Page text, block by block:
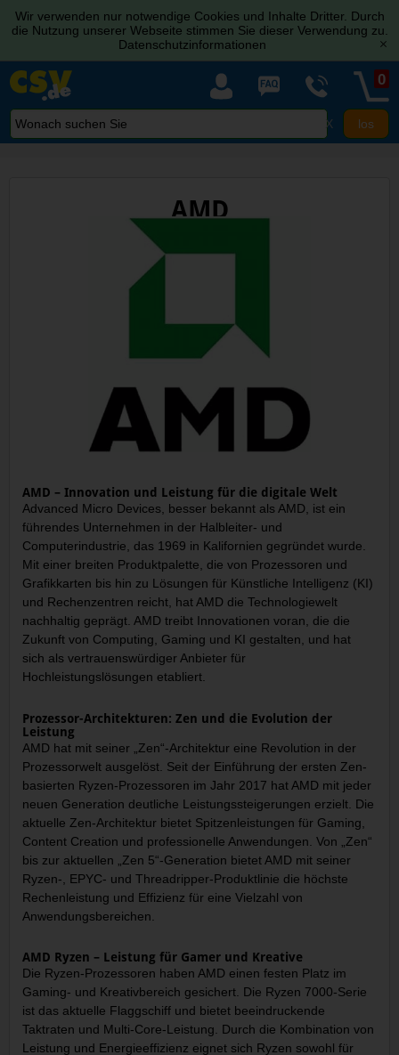
Wir verwenden nur notwendige Cookies und Inhalte Dritter. Durch
die Nutzung unserer Webseite stimmen Sie dieser Verwendung zu.
Datenschutzinformationen
[x]
X
0
AMD
AMD – Innovation und Leistung für die digitale Welt
Advanced Micro Devices, besser bekannt als AMD, ist ein
führendes Unternehmen in der Halbleiter- und
Computerindustrie, das 1969 in Kalifornien gegründet wurde.
Mit einer breiten Produktpalette, die von Prozessoren und
Grafikkarten bis hin zu Lösungen für Künstliche Intelligenz (KI)
und Rechenzentren reicht, hat AMD die Technologiewelt
nachhaltig geprägt. AMD treibt Innovationen voran, die die
Zukunft von Computing, Gaming und KI gestalten, und hat
sich als vertrauenswürdiger Anbieter für
Hochleistungslösungen etabliert.
Prozessor-Architekturen: Zen und die Evolution der
Leistung
AMD hat mit seiner „Zen“-Architektur eine Revolution in der
Prozessorwelt ausgelöst. Seit der Einführung der ersten Zen-
basierten Ryzen-Prozessoren im Jahr 2017 hat AMD mit jeder
neuen Generation deutliche Leistungssteigerungen erzielt. Die
aktuelle Zen-Architektur bietet Spitzenleistungen für Gaming,
Content Creation und professionelle Anwendungen. Von „Zen“
bis zur aktuellen „Zen 5“-Generation bietet AMD mit seiner
Ryzen-, EPYC- und Threadripper-Produktlinie die höchste
Rechenleistung und Effizienz für eine Vielzahl von
Anwendungsbereichen.
AMD Ryzen – Leistung für Gamer und Kreative
Die Ryzen-Prozessoren haben AMD einen festen Platz im
Gaming- und Kreativbereich gesichert. Die Ryzen 7000-Serie
ist das aktuelle Flaggschiff und bietet beeindruckende
Taktraten und Multi-Core-Leistung. Durch die Kombination von
Leistung und Energieeffizienz eignet sich Ryzen sowohl für